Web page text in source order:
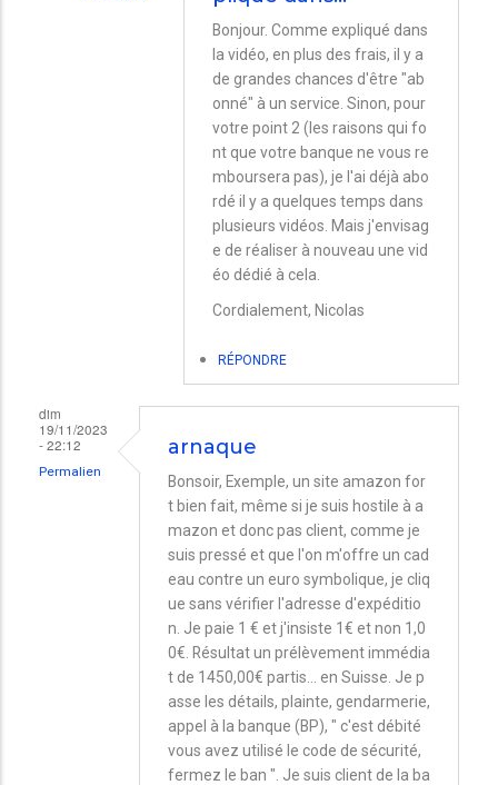
Bonjour. Comme expliqué dans
la vidéo, en plus des frais, il y a
de grandes chances d'être "ab
onné" à un service. Sinon, pour
votre point 2 (les raisons qui fo
nt que votre banque ne vous re
mboursera pas), je l'ai déjà abo
rdé il y a quelques temps dans
plusieurs vidéos. Mais j'envisag
e de réaliser à nouveau une vid
éo dédié à cela.
Cordialement, Nicolas
RÉPONDRE
dim
19/11/2023
- 22:12
Permalien
arnaque
Bonsoir, Exemple, un site amazon for
t bien fait, même si je suis hostile à a
mazon et donc pas client, comme je
suis pressé et que l'on m'offre un cad
eau contre un euro symbolique, je cliq
ue sans vérifier l'adresse d'expéditio
n. Je paie 1 € et j'insiste 1€ et non 1,0
0€. Résultat un prélèvement immédia
t de 1450,00€ partis... en Suisse. Je p
asse les détails, plainte, gendarmerie,
appel à la banque (BP), " c'est débité
vous avez utilisé le code de sécurité,
fermez le ban ". Je suis client de la ba